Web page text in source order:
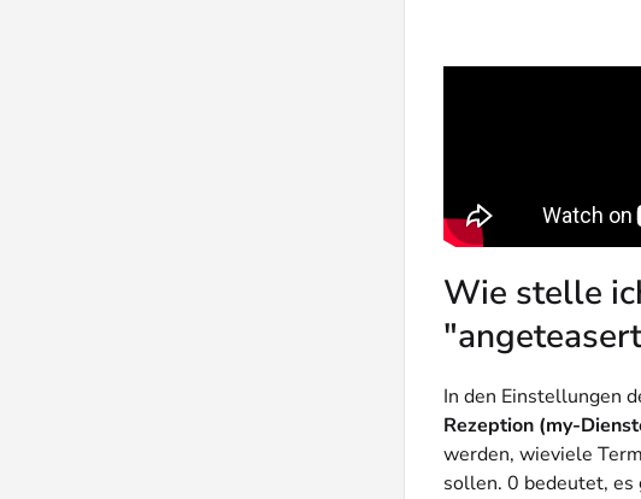
Wie stelle
In den Einstellungen
Rezeption (my-
werden, wieviele
sollen. 0 bedeutet, es